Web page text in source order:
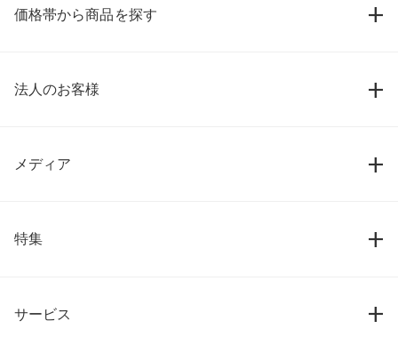
価格帯から商品を探す
法人のお客様
メディア
特集
サービス